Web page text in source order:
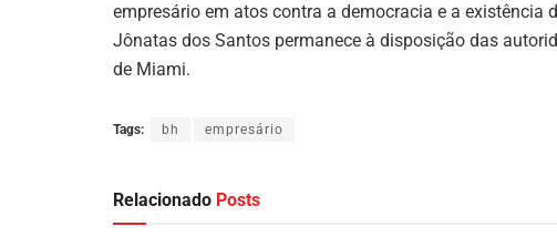
empresário em atos contra a democracia e a existência
Jônatas dos Santos permanece à disposição das
de Miami.
Tags: bh empresário
Relacionado Posts